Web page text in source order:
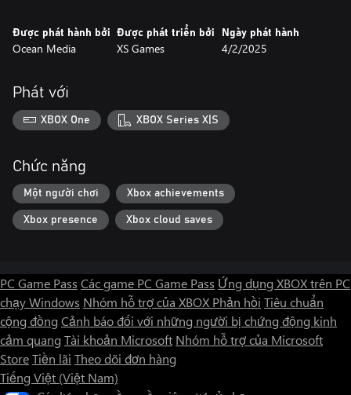
Được phát hành bởi
Ocean Media
Được phát triển bởi
XS Games
Ngày phát hành
4/2/2025
Phát với
XBOX One XBOX Series X|S
Chức năng
Một người chơi Xbox achievements
Xbox presence Xbox cloud saves
PC Game Pass Các game PC Game Pass Ứng dụng XBOX trên PC
chạy Windows Nhóm hỗ trợ của XBOX Phản hồi Tiêu chuẩn
cộng đồng Cảnh báo đối với những người bị chứng động kinh
cảm quang Tài khoản Microsoft Nhóm hỗ trợ của Microsoft
StoreTiền lãi Theo dõi đơn hàng
Tiếng Việt (Việt Nam)